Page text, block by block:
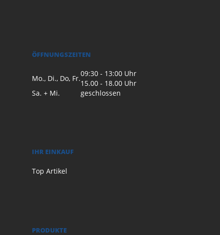
ÖFFNUNGSZEITEN
Mo., Di., Do, Fr.
09:30 - 13:00 Uhr
15.00 - 18.00 Uhr
Sa. + Mi.
geschlossen
IHR EINKAUF
Top Artikel
PRODUKTE